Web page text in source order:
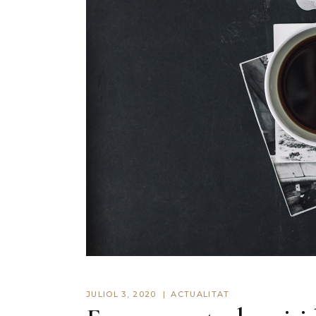
JULIOL 3, 2020 ACTUALITAT